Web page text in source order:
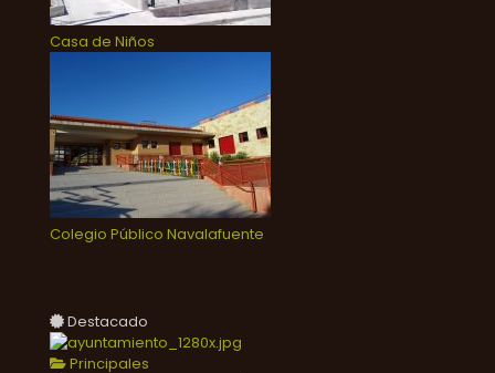
Casa de Niños
Colegio Público Navalafuente
Destacado
Principales